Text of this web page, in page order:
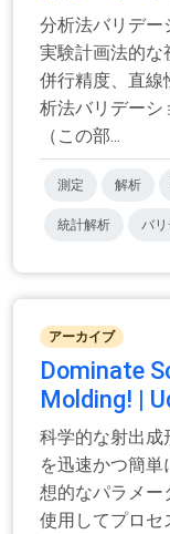
分析法バリデー
実験計画法的な
併行精度、直線
析法バリデーシ
（この部...
測定 解析
統計解析 バ
アーカイブ
Dominate
Molding! |
科学的な射出成
を迅速かつ簡
想的なパラメー
使用してプロセ